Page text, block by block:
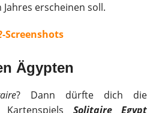
erscheinen soll.
-Screenshots
Ägypten
? Dann dürfte dich die
Solitaire Egypt